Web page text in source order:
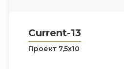
Current-13
Проект 7,5х10